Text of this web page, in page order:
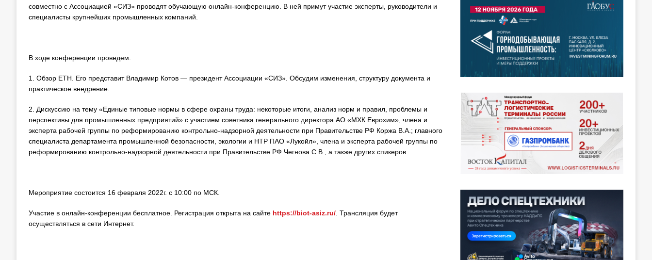
совместно с Ассоциацией «СИЗ» проводят обучающую онлайн-конференцию. В ней примут участие эксперты, руководители и
специалисты крупнейших промышленных компаний.
В ходе конференции проведем:
1. Обзор ЕТН. Его представит Владимир Котов — президент Ассоциации «СИЗ». Обсудим изменения, структуру документа и
практическое внедрение.
2. Дискуссию на тему «Единые типовые нормы в сфере охраны труда: некоторые итоги, анализ норм и правил, проблемы и
перспективы для промышленных предприятий» с участием советника генерального директора АО «МХК Еврохим», члена и
эксперта рабочей группы по реформированию контрольно-надзорной деятельности при Правительстве РФ Коржа В.А.; главного
специалиста департамента промышленной безопасности, экологии и НТР ПАО «Лукойл», члена и эксперта рабочей группы по
реформированию контрольно-надзорной деятельности при Правительстве РФ Чегнова С.В., а также других спикеров.
Мероприятие состоится 16 февраля 2022г. с 10:00 по МСК.
Участие в онлайн-конференции бесплатное. Регистрация открыта на сайте https://biot-asiz.ru/. Трансляция будет
осуществляться в сети Интернет.